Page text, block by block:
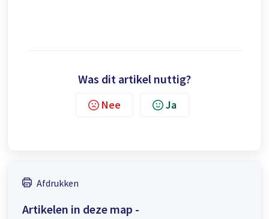
Was dit artikel nuttig?
Nee Ja
Afdrukken
Artikelen in deze map -